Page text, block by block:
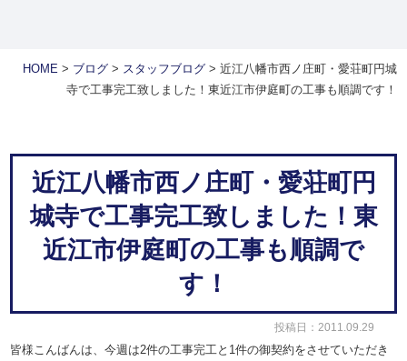
HOME> ブログ> スタッフブログ> 近江八幡市西ノ庄町・愛荘町円城
寺で工事完工致しました！東近江市伊庭町の工事も順調です！
近江八幡市西ノ庄町・愛荘町円
城寺で工事完工致しました！東
近江市伊庭町の工事も順調で
す！
投稿日：2011.09.29
皆様こんばんは、今週は2件の工事完工と1件の御契約をさせていただき